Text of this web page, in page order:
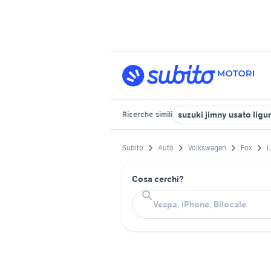
Ricerche simili suzuki jimny usato
Subito Auto Volkswagen Fox
Cosa cerchi?